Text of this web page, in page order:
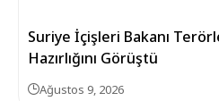
Suriye İçişleri Bakanı
Hazırlığını Görüştü
Ağustos 9, 2026